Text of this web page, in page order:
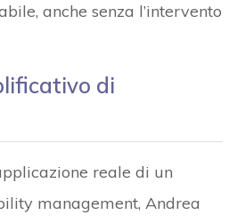
anche senza l’intervento
di
reale di un
management, Andrea